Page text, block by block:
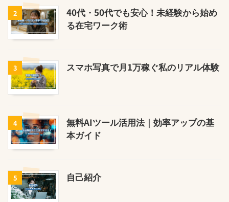
2
40代・50代でも安心！未経験から始め
る在宅ワーク術
3 スマホ写真で月1万稼ぐ私のリアル体験
4
無料AIツール活用法｜効率アップの基
本ガイド
5 自己紹介